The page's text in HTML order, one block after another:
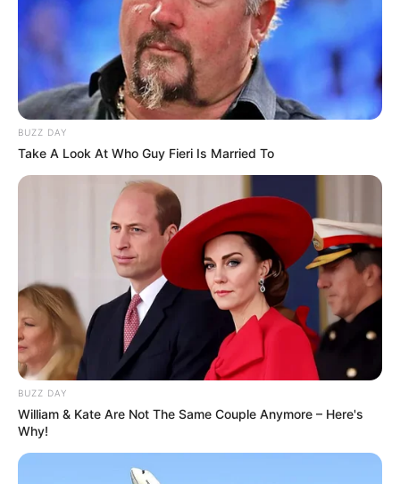
LIHAT ARTIKEL LAINNYA
Laras Kinanda Nyimas Ratu Rafa
Shenina Cinnamon
BUZZ DAY
Take A Look At Who Guy Fieri Is Married To
BUZZ DAY
William & Kate Are Not The Same Couple Anymore – Here's
Why!